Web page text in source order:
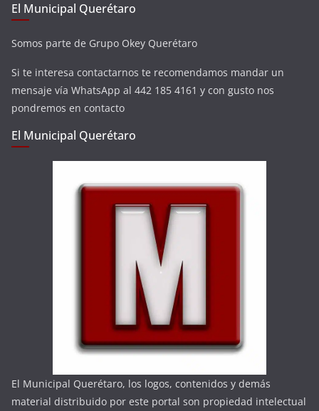
El Municipal Querétaro
Somos parte de Grupo Okey Querétaro
Si te interesa contactarnos te recomendamos mandar un
mensaje vía WhatsApp al 442 185 4161 y con gusto nos
pondremos en contacto
El Municipal Querétaro
El Municipal Querétaro, los logos, contenidos y demás
material distribuido por este portal son propiedad intelectual